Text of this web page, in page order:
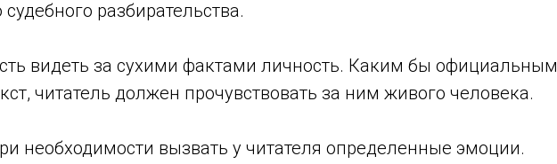
разбирательства.
видеть за сухими фактами личность. Каким бы официальным
читатель должен прочувствовать за ним живого человека.
необходимости вызвать у читателя определенные эмоции.